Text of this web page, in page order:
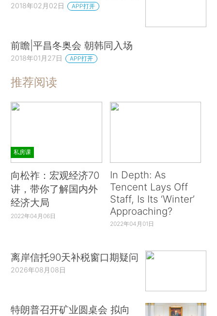
2018年02月02日 APP打开
前瞻|平昌冬奥会 朝韩同入场
2018年01月27日 APP打开
推荐阅读
私房课
向松祚：宏观经济70
讲，带你了解国内外
经济大局
2022年04月06日
In Depth: As
Tencent Lays Off
Staff, Is Its ‘Winter’
Approaching?
2022年04月01日
离岸信托90天补税窗口期疑问
2026年08月08日
特朗普召开矿业圆桌会 拟向